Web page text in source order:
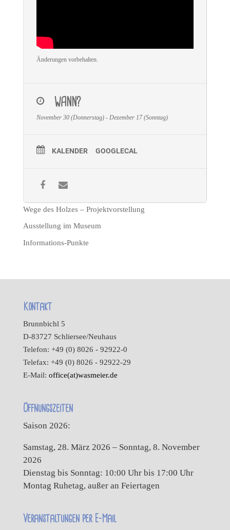
Änderungen vorbehalten.
WANN?
November 30 (Donnerstag) - Dezember 17 (Sonntag)
KALENDER GOOGLECAL
Wege des Holzes – Projektvorstellung
Ausstellung im Museum
Informations-Punkte
Kontakt
Brunnbichl 5
D-83727 Schliersee/Neuhaus
Telefon: +49 (0) 8026 - 92922-0
Telefax: +49 (0) 8026 - 92922-29
E-Mail: office(at)wasmeier.de
Öffnungszeiten
Saison 2026:
Samstag, 28. März 2026 – Sonntag, 8. November
2026
Dienstag bis Sonntag: 10:00 Uhr bis 17:00 Uhr
Montag Ruhetag, außer an Feiertagen
Veranstaltungen per E-Mail